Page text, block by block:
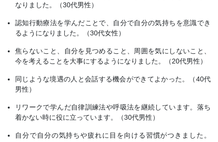
なりました。（30代男性）
認知行動療法を学んだことで、自分で自分の気持ちを意識でき
るようになりました。（30代女性）
焦らないこと、自分を見つめること、周囲を気にしないこと、
今を考えることを大事にするようになりました。（20代男性）
同じような境遇の人と会話する機会ができてよかった。（40代
男性）
リワークで学んだ自律訓練法や呼吸法を継続しています。落ち
着かない時に役に立っています。（30代男性）
自分で自分の気持ちや疲れに目を向ける習慣がつきました。